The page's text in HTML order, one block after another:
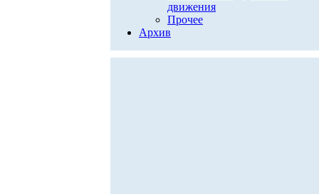
движения
Прочее
Архив